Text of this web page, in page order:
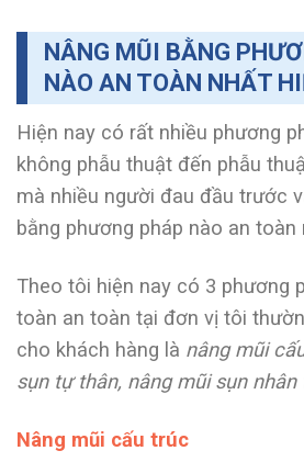
NÂNG MŨI BẰNG
NÀO AN TOÀN NHẤT
Hiện nay có rất nhiều phương
không phẫu thuật đến phẫu
mà nhiều người đau đầu trước
bằng phương pháp nào an toàn
Theo tôi hiện nay có 3 phương
toàn an toàn tại đơn vị tôi
cho khách hàng là nâng mũi
sụn tự thân, nâng mũi sụn nhân
Nâng mũi cấu trúc